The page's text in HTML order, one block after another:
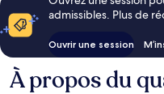
admissibles. Plus de
Ouvrir une session
À propos du